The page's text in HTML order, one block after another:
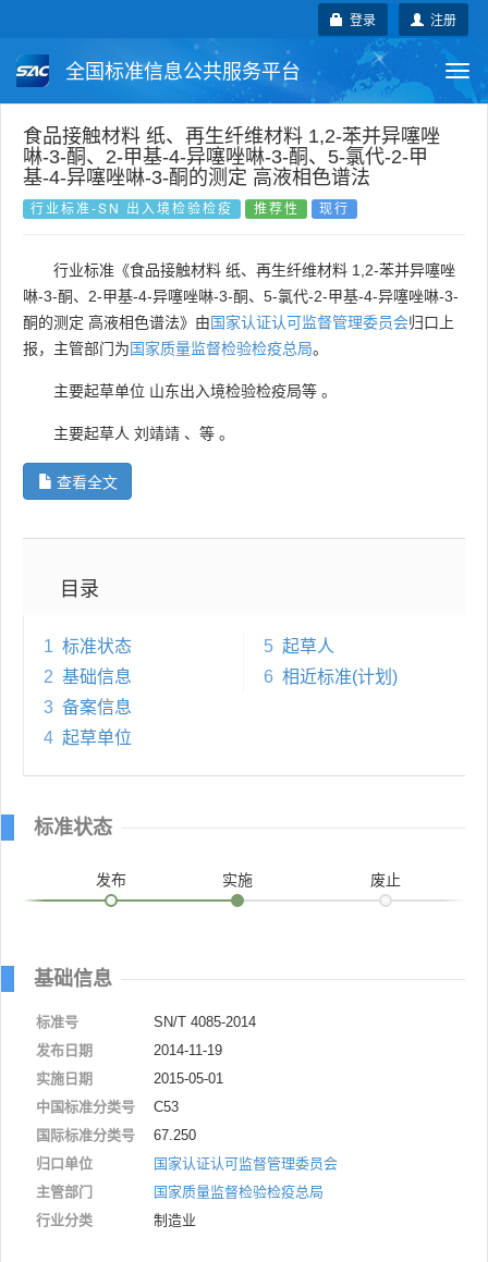
注册
登录
全国标准信息公共服务平台
国家标准 行业标准 地方标准
团体标准 企业标准 国际标准
食品接触材料 纸、再生纤维材料 1,2-苯并异噻唑
啉-3-酮、2-甲基-4-异噻唑啉-3-酮、5-氯代-2-甲
基-4-异噻唑啉-3-酮的测定 高液相色谱法
行业标准-SN 出入境检验检疫 推荐性 现行
行业标准《食品接触材料 纸、再生纤维材料 1,2-苯并异噻唑
啉-3-酮、2-甲基-4-异噻唑啉-3-酮、5-氯代-2-甲基-4-异噻唑啉-3-
酮的测定 高液相色谱法》由国家认证认可监督管理委员会归口上
报，主管部门为国家质量监督检验检疫总局。
主要起草单位 山东出入境检验检疫局等 。
主要起草人 刘靖靖 、 等 。
查看全文
目录
1 标准状态
2 基础信息
3 备案信息
4 起草单位
5 起草人
6 相近标准(计划)
标准状态
发布 实施 废止
基础信息
标准号
SN/T 4085-2014
发布日期
2014-11-19
实施日期
2015-05-01
中国标准分类号
C53
国际标准分类号
67.250
归口单位
国家认证认可监督管理委员会
主管部门
国家质量监督检验检疫总局
行业分类
制造业